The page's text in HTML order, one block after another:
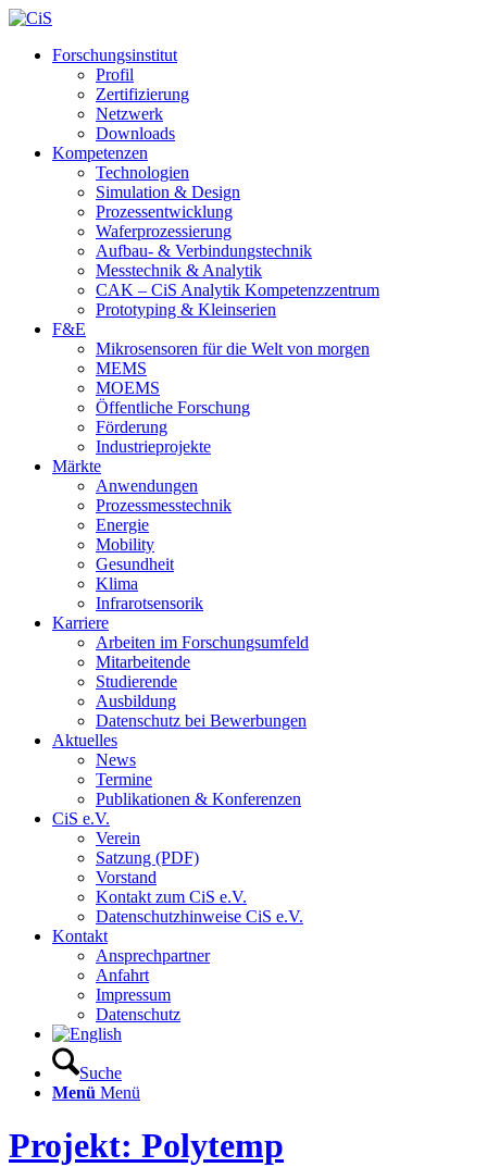
Forschungsinstitut
Profil
Zertifizierung
Netzwerk
Downloads
Kompetenzen
Technologien
Simulation & Design
Prozessentwicklung
Waferprozessierung
Aufbau- & Verbindungstechnik
Messtechnik & Analytik
CAK – CiS Analytik Kompetenzzentrum
Prototyping & Kleinserien
F&E
Mikrosensoren für die Welt von morgen
MEMS
MOEMS
Öffentliche Forschung
Förderung
Industrieprojekte
Märkte
Anwendungen
Prozessmesstechnik
Energie
Mobility
Gesundheit
Klima
Infrarotsensorik
Karriere
Arbeiten im Forschungsumfeld
Mitarbeitende
Studierende
Ausbildung
Datenschutz bei Bewerbungen
Aktuelles
News
Termine
Publikationen & Konferenzen
CiS e.V.
Verein
Satzung (PDF)
Vorstand
Kontakt zum CiS e.V.
Datenschutzhinweise CiS e.V.
Kontakt
Ansprechpartner
Anfahrt
Impressum
Datenschutz
Suche
Menü Menü
Projekt: Polytemp